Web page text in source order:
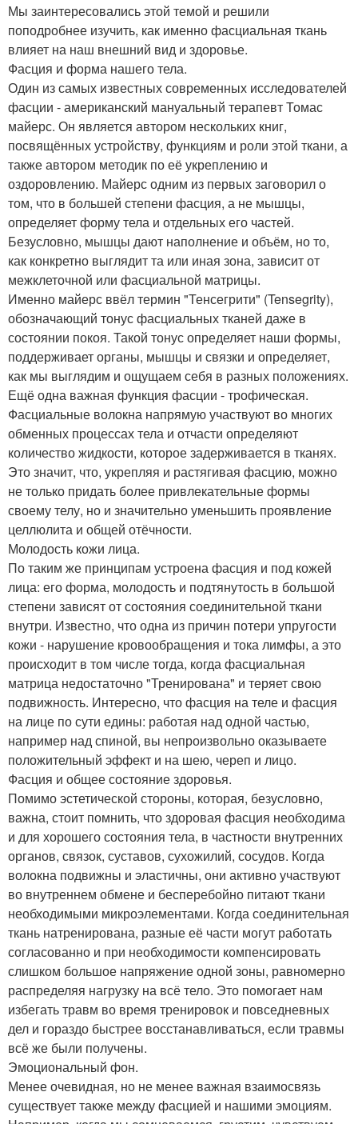
Мы заинтересовались этой темой и решили
поподробнее изучить, как именно фасциальная ткань
влияет на наш внешний вид и здоровье.
Фасция и форма нашего тела.
Один из самых известных современных исследователей
фасции - американский мануальный терапевт Томас
майерс. Он является автором нескольких книг,
посвящённых устройству, функциям и роли этой ткани, а
также автором методик по её укреплению и
оздоровлению. Майерс одним из первых заговорил о
том, что в большей степени фасция, а не мышцы,
определяет форму тела и отдельных его частей.
Безусловно, мышцы дают наполнение и объём, но то,
как конкретно выглядит та или иная зона, зависит от
межклеточной или фасциальной матрицы.
Именно майерс ввёл термин "Тенсегрити" (Tensegrity),
обозначающий тонус фасциальных тканей даже в
состоянии покоя. Такой тонус определяет наши формы,
поддерживает органы, мышцы и связки и определяет,
как мы выглядим и ощущаем себя в разных положениях.
Ещё одна важная функция фасции - трофическая.
Фасциальные волокна напрямую участвуют во многих
обменных процессах тела и отчасти определяют
количество жидкости, которое задерживается в тканях.
Это значит, что, укрепляя и растягивая фасцию, можно
не только придать более привлекательные формы
своему телу, но и значительно уменьшить проявление
целлюлита и общей отёчности.
Молодость кожи лица.
По таким же принципам устроена фасция и под кожей
лица: его форма, молодость и подтянутость в большой
степени зависят от состояния соединительной ткани
внутри. Известно, что одна из причин потери упругости
кожи - нарушение кровообращения и тока лимфы, а это
происходит в том числе тогда, когда фасциальная
матрица недостаточно "Тренирована" и теряет свою
подвижность. Интересно, что фасция на теле и фасция
на лице по сути едины: работая над одной частью,
например над спиной, вы непроизвольно оказываете
положительный эффект и на шею, череп и лицо.
Фасция и общее состояние здоровья.
Помимо эстетической стороны, которая, безусловно,
важна, стоит помнить, что здоровая фасция необходима
и для хорошего состояния тела, в частности внутренних
органов, связок, суставов, сухожилий, сосудов. Когда
волокна подвижны и эластичны, они активно участвуют
во внутреннем обмене и бесперебойно питают ткани
необходимыми микроэлементами. Когда соединительная
ткань натренирована, разные её части могут работать
согласованно и при необходимости компенсировать
слишком большое напряжение одной зоны, равномерно
распределяя нагрузку на всё тело. Это помогает нам
избегать травм во время тренировок и повседневных
дел и гораздо быстрее восстанавливаться, если травмы
всё же были получены.
Эмоциональный фон.
Менее очевидная, но не менее важная взаимосвязь
существует также между фасцией и нашими эмоциям.